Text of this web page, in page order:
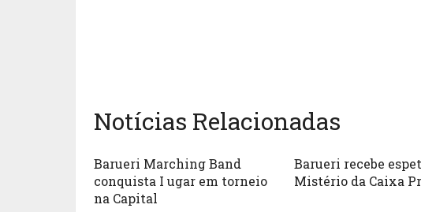
Notícias Relacionadas
Barueri Marching Band
conquista I ugar em torneio
na Capital
Barueri recebe
Mistério da Caixa